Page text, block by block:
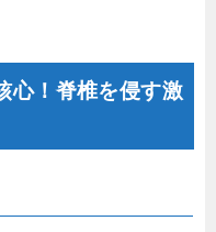
心！脊椎を侵す激